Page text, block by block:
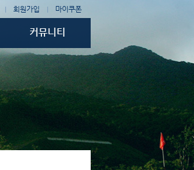
회원가입 마이쿠폰
커뮤니티
공지사항
조인게시판